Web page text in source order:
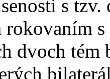
s
dvoch tém